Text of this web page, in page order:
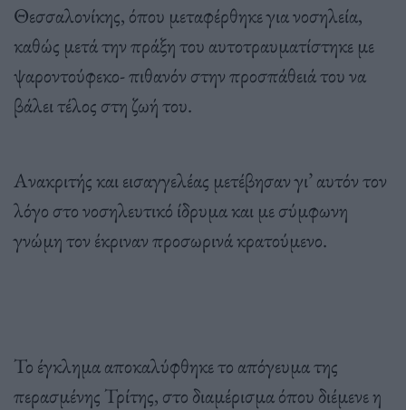
Θεσσαλονίκης, όπου μεταφέρθηκε για νοσηλεία,
καθώς μετά την πράξη του αυτοτραυματίστηκε με
ψαροντούφεκο- πιθανόν στην προσπάθειά του να
βάλει τέλος στη ζωή του.
Ανακριτής και εισαγγελέας μετέβησαν γι’ αυτόν τον
λόγο στο νοσηλευτικό ίδρυμα και με σύμφωνη
γνώμη τον έκριναν προσωρινά κρατούμενο.
Το έγκλημα αποκαλύφθηκε το απόγευμα της
περασμένης Τρίτης, στο διαμέρισμα όπου διέμενε η